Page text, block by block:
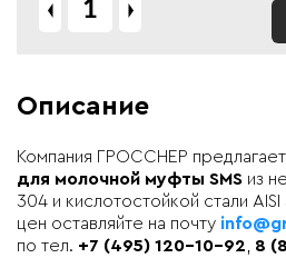
Описание
Компания ГРОССНЕР предлагает
для молочной муфты SMS из
304 и кислотостойкой стали
цен оставляйте на почту
по тел. +7 (495) 120-10-92 8